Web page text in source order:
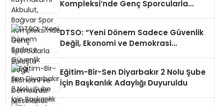
Kompleksi’nde Genç Sporcularla
DTSO: “Yeni Dönem Sadece Güvenlik
Değil, Ekonomi ve Demokrasi
Eğitim-Bir-Sen Diyarbakır 2 Nolu Şube
İçin Başkanlık Adaylığı Duyuruldu